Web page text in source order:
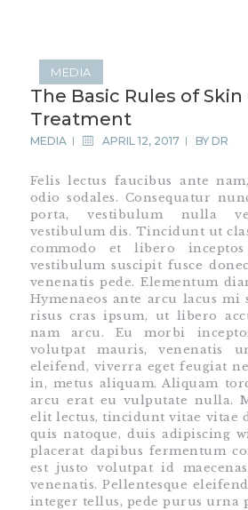
HOME
SHOP
UMMAIR
SERVICES
VIDEOS
CONTACTS
MEDIA
The Basic Rules of Skin
Treatment
MEDIA APRIL 12, 2017 BY DR
Felis lectus faucibus ante
odio sodales. Consequatur
porta, vestibulum nulla
vestibulum dis. Tincidunt ut
commodo et libero
vestibulum suscipit fusce
venenatis pede. Elementum
Hymenaeos ante arcu lacus mi
risus cras ipsum, ut libero
nam arcu. Eu morbi
volutpat mauris, venenatis
eleifend, viverra eget feugiat
in, metus aliquam. Aliquam
arcu erat eu vulputate nulla.
elit lectus, tincidunt vitae vitae
quis natoque, duis adipiscing
placerat dapibus fermentum
est justo volutpat id
venenatis. Pellentesque
integer tellus, pede purus urna